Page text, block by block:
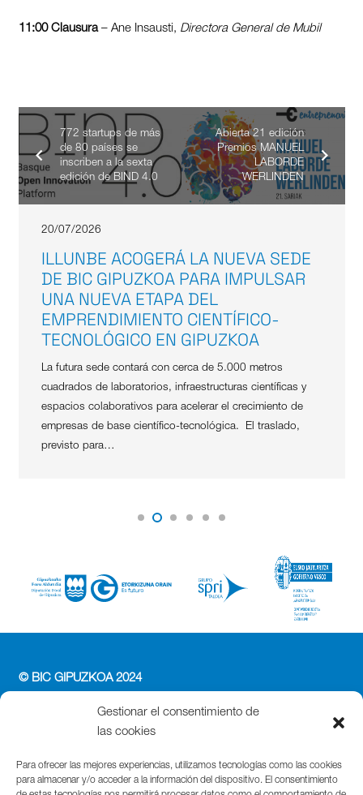
Gestionar el consentimiento de
las cookies
Para ofrecer las mejores experiencias, utilizamos tecnologías como las cookies
para almacenar y/o acceder a la información del dispositivo. El consentimiento
11:00 Clausura– Ane Insausti, Directora General de Mubil
772 startups de más
de 80 países se
inscriben a la sexta
edición de BIND 4.0
Abierta 21 edición
Premios MANUEL
LABORDE
WERLINDEN
20/07/2026
ILLUNBE ACOGERÁ LA NUEVA SEDE
DE BIC GIPUZKOA PARA IMPULSAR
UNA NUEVA ETAPA DEL
EMPRENDIMIENTO CIENTÍFICO-
TECNOLÓGICO EN GIPUZKOA
La futura sede contará con cerca de 5.000 metros
cuadrados de laboratorios, infraestructuras científicas y
espacios colaborativos para acelerar el crecimiento de
empresas de base científico-tecnológica. El traslado,
previsto para…
© BIC GIPUZKOA 2024
PERFIL DEL CONTRATANTE
ACCESIBILIDAD
POLÍTICA DE COOKIES
AVISO LEGAL